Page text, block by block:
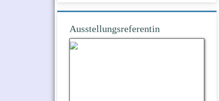
Ausstellungsreferentin